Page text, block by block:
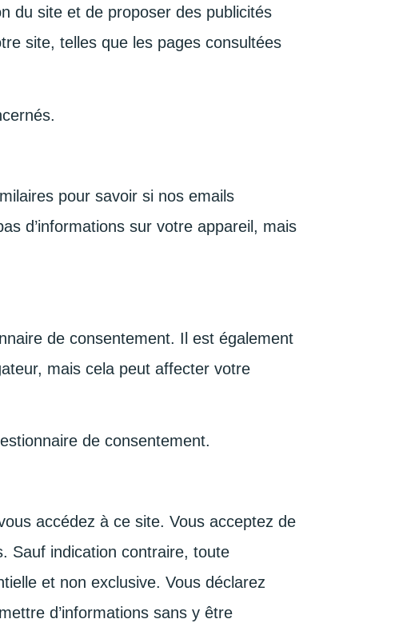
du site et de proposer des publicités
site, telles que les pages consultées
pour savoir si nos emails
d’informations sur votre appareil, mais
de consentement. Il est également
mais cela peut affecter votre
de consentement.
accédez à ce site. Vous acceptez de
Sauf indication contraire, toute
et non exclusive. Vous déclarez
d’informations sans y être